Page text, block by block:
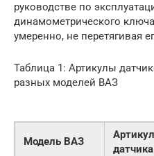
руководстве по
динамометрического
умеренно, не перетягивая
Таблица 1: Артикулы
разных моделей ВАЗ
Модель ВАЗ
Артикул
датчика